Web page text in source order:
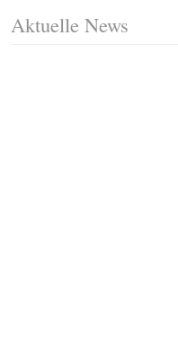
Aktuelle News